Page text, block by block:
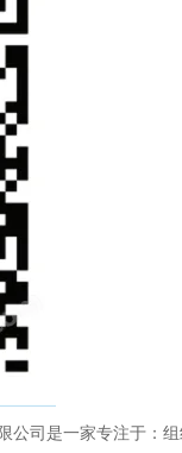
司是一家专注于：